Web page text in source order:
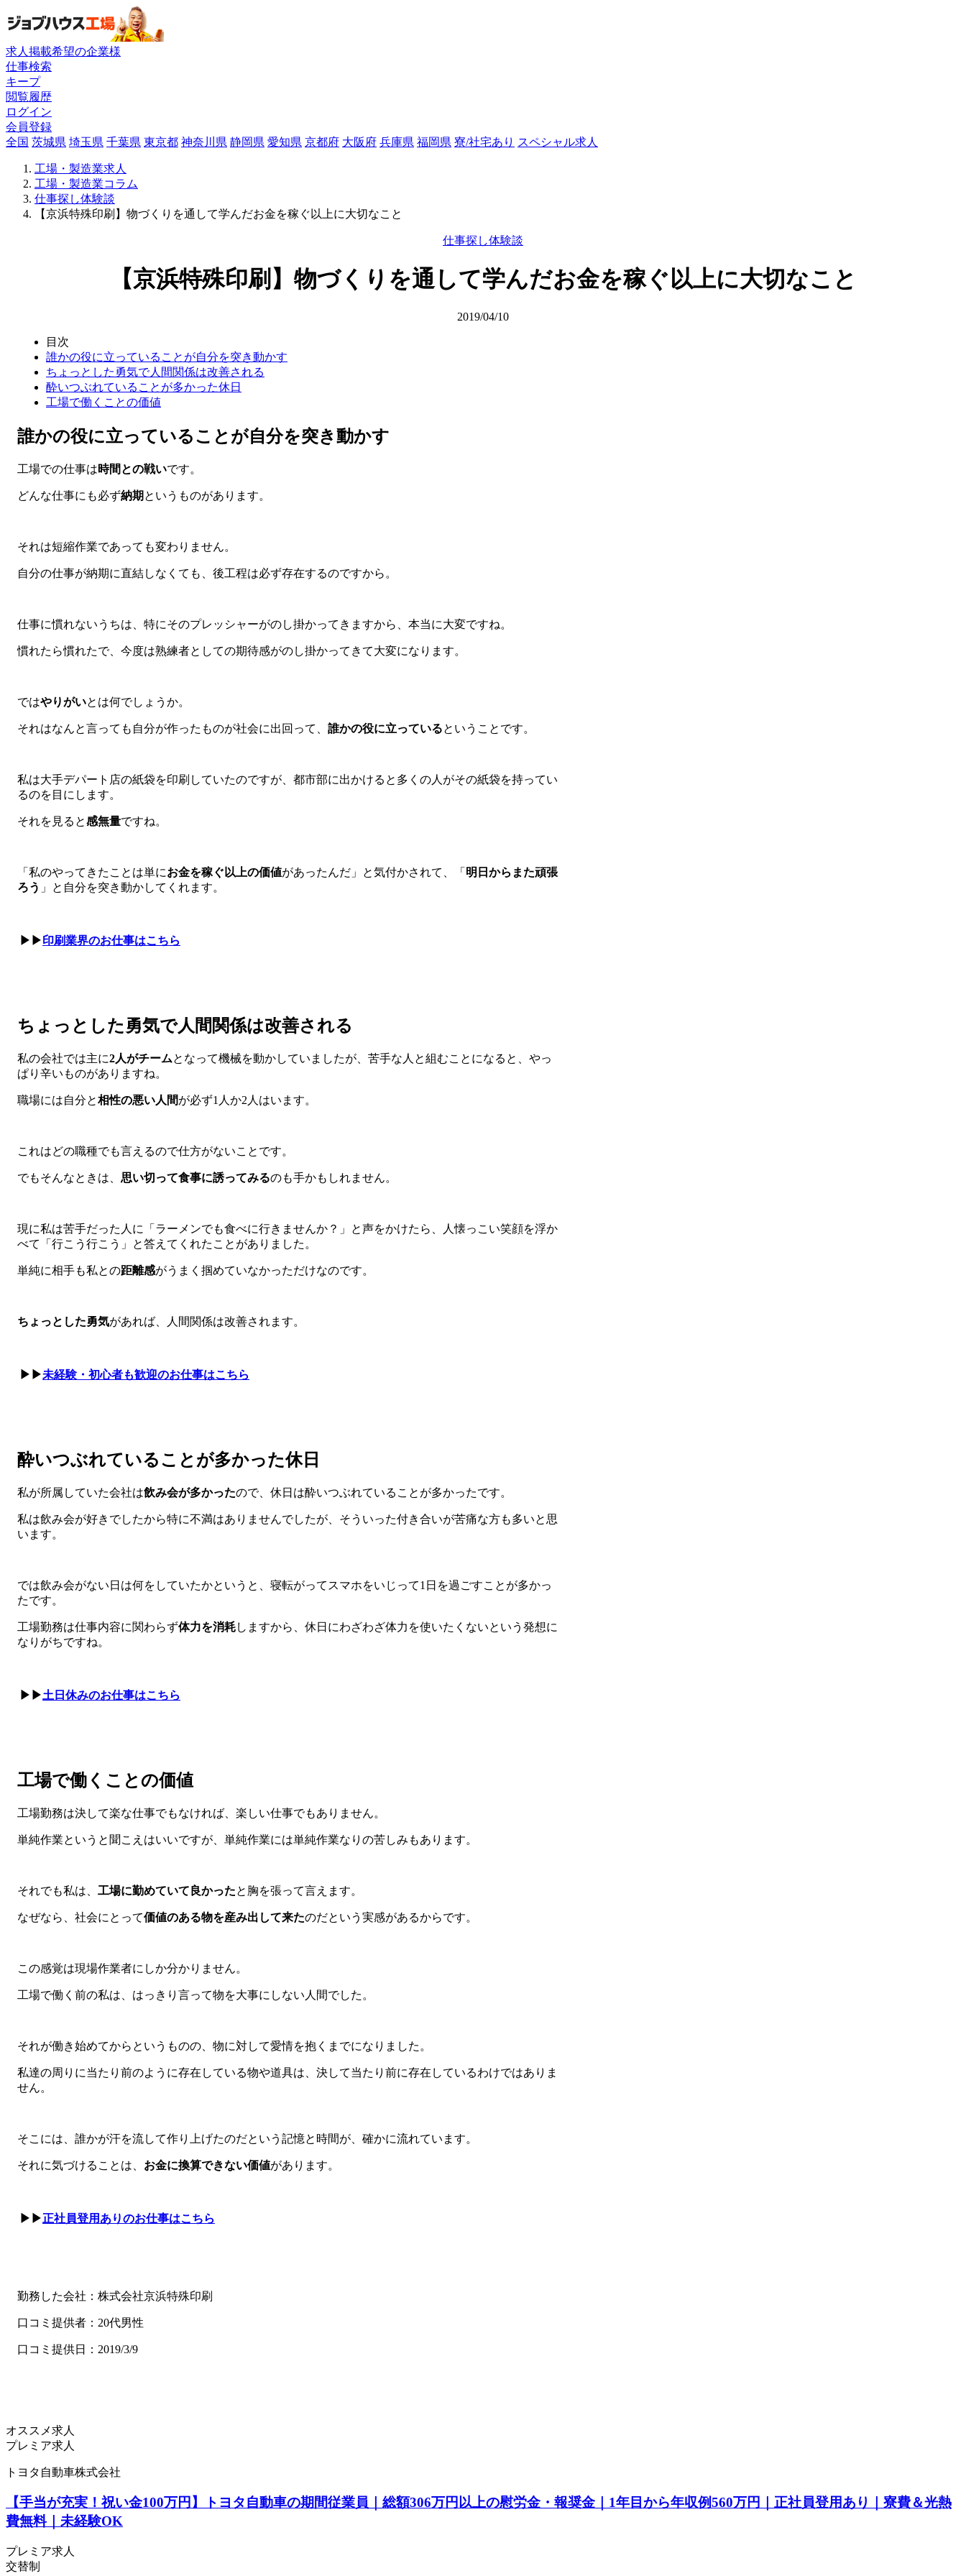
求人掲載希望の企業様
仕事検索
キープ
閲覧履歴
ログイン
会員登録
全国 茨城県 埼玉県 千葉県 東京都 神奈川県 静岡県 愛知県 京都府 大阪府 兵庫県 福岡県 寮/社宅あり スペシャル求人
工場・製造業求人
工場・製造業コラム
仕事探し体験談
【京浜特殊印刷】物づくりを通して学んだお金を稼ぐ以上に大切なこと
仕事探し体験談
【京浜特殊印刷】物づくりを通して学んだお金を稼ぐ以上に大切なこと
2019/04/10
目次
誰かの役に立っていることが自分を突き動かす
ちょっとした勇気で人間関係は改善される
酔いつぶれていることが多かった休日
工場で働くことの価値
誰かの役に立っていることが自分を突き動かす
工場での仕事は時間との戦いです。
どんな仕事にも必ず納期 というものがあります。
それは短縮作業であっても変わりません。
自分の仕事が納期に直結しなくても、後工程は必ず存在するのですから。
仕事に慣れないうちは、特にそのプレッシャーがのし掛かってきますから、本当に大変ですね。
慣れたら慣れたで、今度は熟練者としての期待感がのし掛かってきて大変になります。
ではやりがいとは何でしょうか。
それはなんと言っても自分が作ったものが社会に出回って、 誰かの役に立っているということです。
私は大手デパート店の紙袋を印刷していたのですが、都市部に出かけると多くの人がその紙袋を持ってい
るのを目にします。
それを見ると感無量ですね。
「私のやってきたことは単にお金を稼ぐ以上の価値があったんだ」と気付かされて、「 明日からまた頑張
ろう 」と自分を突き動かしてくれます。
▶▶印刷業界のお仕事はこちら
ちょっとした勇気で人間関係は改善される
私の会社では主に2人がチームとなって機械を動かしていましたが、苦手な人と組むことになると、やっ
ぱり辛いものがありますね。
職場には自分と相性の悪い人間が必ず1人か2人はいます。
これはどの職種でも言えるので仕方がないことです。
でもそんなときは、 思い切って食事に誘ってみるのも手かもしれません。
現に私は苦手だった人に「ラーメンでも食べに行きませんか？」と声をかけたら、人懐っこい笑顔を浮か
べて「行こう行こう」と答えてくれたことがありました。
単純に相手も私との距離感がうまく掴めていなかっただけなのです。
ちょっとした勇気があれば、人間関係は改善されます。
▶▶未経験・初心者も歓迎のお仕事はこちら
酔いつぶれていることが多かった休日
私が所属していた会社は飲み会が多かったので、休日は酔いつぶれていることが多かったです。
私は飲み会が好きでしたから特に不満はありませんでしたが、そういった付き合いが苦痛な方も多いと思
います。
では飲み会がない日は何をしていたかというと、寝転がってスマホをいじって1日を過ごすことが多かっ
たです。
工場勤務は仕事内容に関わらず体力を消耗しますから、休日にわざわざ体力を使いたくないという発想に
なりがちですね。
▶▶土日休みのお仕事はこちら
工場で働くことの価値
工場勤務は決して楽な仕事でもなければ、楽しい仕事でもありません。
単純作業というと聞こえはいいですが、単純作業には単純作業なりの苦しみもあります。
それでも私は、 工場に勤めていて良かったと胸を張って言えます。
なぜなら、社会にとって価値のある物を産み出して来たのだという実感があるからです。
この感覚は現場作業者にしか分かりません。
工場で働く前の私は、はっきり言って物を大事にしない人間でした。
それが働き始めてからというものの、物に対して愛情を抱くまでになりました。
私達の周りに当たり前のように存在している物や道具は、決して当たり前に存在しているわけではありま
せん。
そこには、誰かが汗を流して作り上げたのだという記憶と時間が、確かに流れています。
それに気づけることは、 お金に換算できない価値があります。
▶▶正社員登用ありのお仕事はこちら
勤務した会社：株式会社京浜特殊印刷
口コミ提供者：20代男性
口コミ提供日：2019/3/9
オススメ求人
プレミア求人
トヨタ自動車株式会社
【手当が充実！祝い金100万円】トヨタ自動車の期間従業員｜総額306万円以上の慰労金・報奨金｜1年目から年収例560万円｜正社員登用あり｜寮費＆光熱
費無料｜未経験OK
プレミア求人
交替制